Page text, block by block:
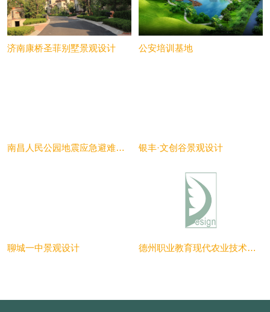
济南康桥圣菲别墅景观设计 公安培训基地
南昌人民公园地震应急避难场所 银丰·文创谷景观设计
聊城一中景观设计 德州职业教育现代农业技术实训中心